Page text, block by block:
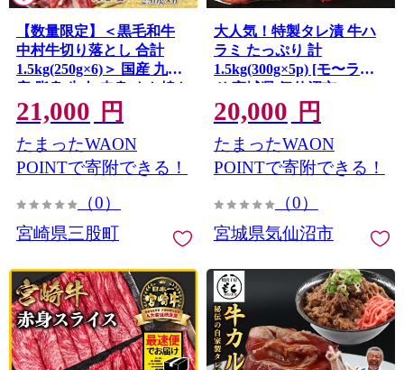
【数量限定】＜黒毛和牛
中村牛切り落とし 合計
1.5kg(250g×6)＞ 国産 九州
産 脂身 牛肉 赤身 すき焼き
牛丼 肉じゃが プルコギ 煮
込み 使いやすい 小分け 便
利 こま切れ 牛こま コマ 小
間 薄切り お肉 冷凍
ーション】
21,000 円
たまったWAON
POINTで寄附できる！
（0）
宮崎県三股町
大人気！特製タレ漬 牛ハ
ラミ たっぷり 計
1.5kg(300g×5p) [モ〜ラン
ド 宮城県 気仙沼市
20563342] 牛肉 肉 焼肉 ハ
ラミ はらみ サガリ タレ
BBQ おすすめ 焼き肉 焼肉
セット 焼肉用 小分け 冷凍
20,000 円
たまったWAON
POINTで寄附できる！
（0）
宮城県気仙沼市